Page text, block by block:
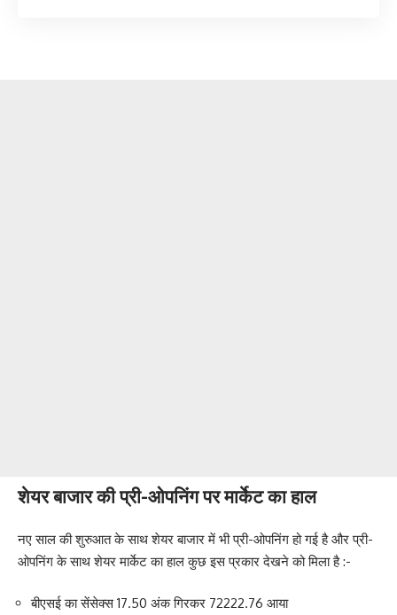
शेयर बाजार की प्री-ओपनिंग पर मार्केट का हाल
नए साल की शुरुआत के साथ शेयर बाजार में भी प्री-ओपनिंग हो गई है और प्री-
ओपनिंग के साथ शेयर मार्केट का हाल कुछ इस प्रकार देखने को मिला है :-
बीएसई का सेंसेक्स 17.50 अंक गिरकर 72222.76 आया